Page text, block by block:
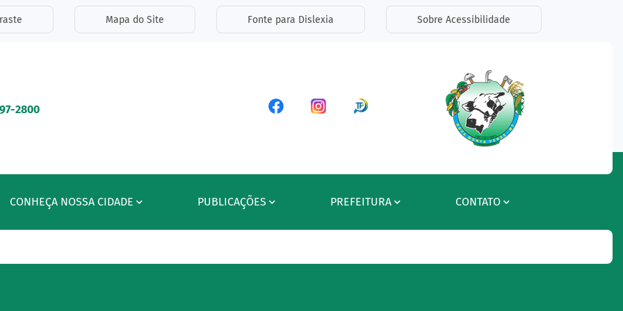
de acessibilidade
Mapa do Site Fonte para Dislexia Sobre Acessibilidade
2800 Acessar a Rede Social Facebook
Acessar a Rede Social Instagram
Acessar a Rede Social Radar
CONHEÇA NOSSA CIDADE PUBLICAÇÕES PREFEITURA CONTATO